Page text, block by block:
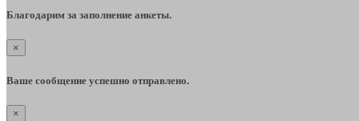
Благодарим за заполнение анкеты.
×
Ваше сообщение успешно отправлено.
×